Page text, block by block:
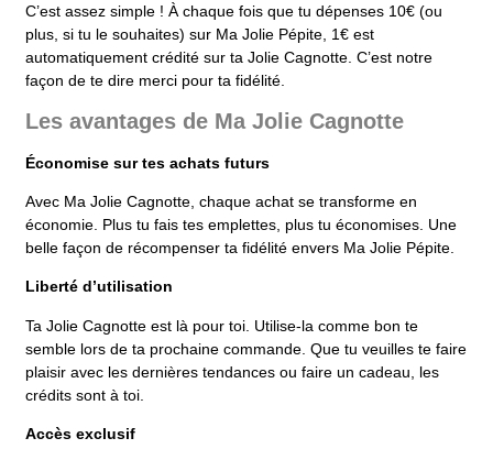
C’est assez simple ! À chaque fois que tu dépenses 10€ (ou
plus, si tu le souhaites) sur Ma Jolie Pépite, 1€ est
automatiquement crédité sur ta Jolie Cagnotte. C’est notre
façon de te dire merci pour ta fidélité.
Les avantages de Ma Jolie Cagnotte
Économise sur tes achats futurs
Avec Ma Jolie Cagnotte, chaque achat se transforme en
économie. Plus tu fais tes emplettes, plus tu économises. Une
belle façon de récompenser ta fidélité envers Ma Jolie Pépite.
Liberté d’utilisation
Ta Jolie Cagnotte est là pour toi. Utilise-la comme bon te
semble lors de ta prochaine commande. Que tu veuilles te faire
plaisir avec les dernières tendances ou faire un cadeau, les
crédits sont à toi.
Accès exclusif